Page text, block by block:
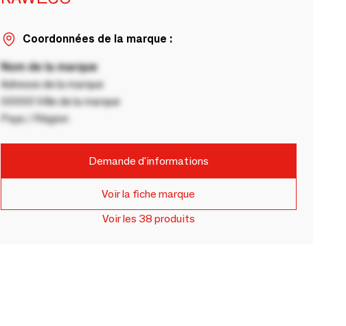
Coordonnées de la marque :
Nom de la marque
Adresse de la marque
00000 Ville de la marque
Pays / Région
Demande d'informations
Voir la fiche marque
Voir les 38 produits